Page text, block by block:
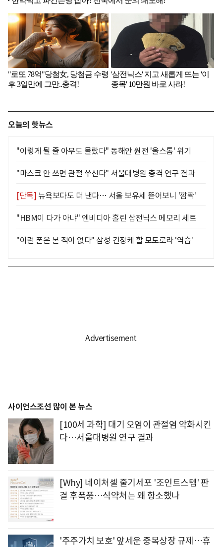
오늘의 핫뉴스
"이렇게 될 줄 아무도 몰랐다" 동해안 원전 '올스톱' 위기
"마스크 안 쓰면 관절 쑤신다" 서울대병원 충격 연구 결과
[단독] 뉴욕보다도 더 낸다… 서울 보유세 뜯어보니 '깜짝'
"HBM이 다가 아냐" 엔비디아 홀린 삼전닉스 메모리 세트
"이런 폰은 본 적이 없다" 삼성 긴장케 할 모토로라 '역습'
사이언스조선 많이 본 뉴스
[100세 과학] 대기 오염이 관절염 악화시킨
다…서울대병원 연구 결과
[Why] 네이처셀 줄기세포 '조인트스템' 판
결 후폭풍…식약처는 왜 항소했나
'주주가치 보호' 앞세운 중복상장 규제…휴